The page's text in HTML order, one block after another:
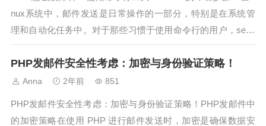
nux系统中，邮件发送是日常操作的一部分，特别是在系统管
理和自动化任务中。对于那些习惯于使用命令行的用户，send
mail是一个强大的工具，可以用来发送电子邮件。本文将详细
介绍Linux怎么发邮件，并重点讲解如何使用sendmai...
PHP发邮件安全性考虑：加密与身份验证策略！
Anna 2年前 851
PHP发邮件安全性考虑：加密与身份验证策略！PHP发邮件中
的加密策略在使用 PHP 进行邮件发送时，加密是确保数据安